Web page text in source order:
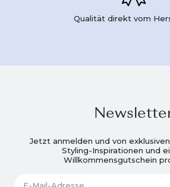
Qualität direkt vom
Jetzt anmelden und von
Styling-Inspirationen und
Willkommensgutschein